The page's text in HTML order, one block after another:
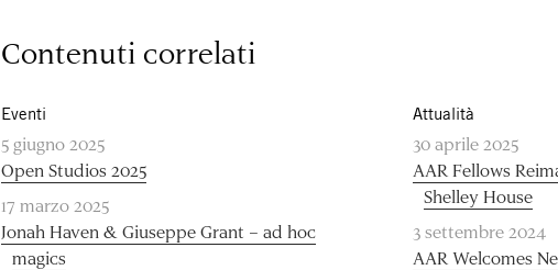
Contenuti correlati
Eventi
5 giugno 2025
Open Studios 2025
17 marzo 2025
Jonah Haven & Giuseppe Grant – ad hoc
magics
Attualità
30 aprile 2025
AAR Fellows
Shelley House
3 settembre 2024
AAR Welcomes